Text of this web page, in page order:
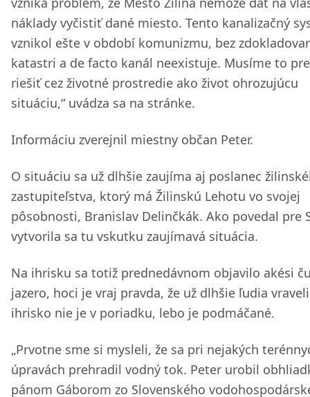
náklady vyčistiť dané miesto. Tento kanalizačný
vznikol ešte v období komunizmu, bez
katastri a de facto kanál neexistuje. Musíme to
riešiť cez životné prostredie ako život ohrozujúcu
situáciu,“ uvádza sa na stránke.
Informáciu zverejnil miestny občan Peter.
O situáciu sa už dlhšie zaujíma aj poslanec
zastupiteľstva, ktorý má Žilinskú Lehotu vo svojej
pôsobnosti, Branislav Delinčkák. Ako povedal pre
vytvorila sa tu vskutku zaujímavá situácia.
Na ihrisku sa totiž prednedávnom objavilo akési
jazero, hoci je vraj pravda, že už dlhšie ľudia
ihrisko nie je v poriadku, lebo je podmáčané.
„Prvotne sme si mysleli, že sa pri nejakých
úpravách prehradil vodný tok. Peter urobil
pánom Gáborom zo Slovenského